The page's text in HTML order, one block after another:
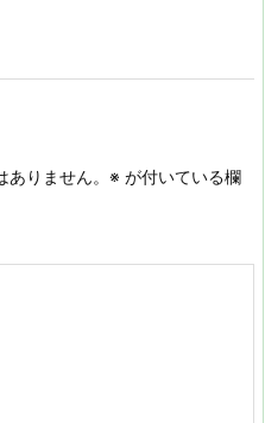
りません。 ※ が付いている欄